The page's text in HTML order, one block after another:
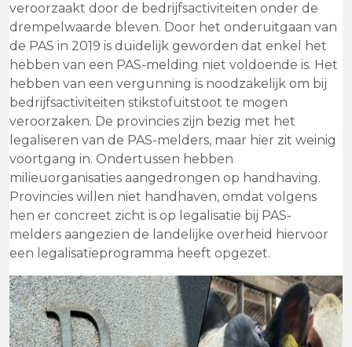
veroorzaakt door de bedrijfsactiviteiten onder de
drempelwaarde bleven. Door het onderuitgaan van
de PAS in 2019 is duidelijk geworden dat enkel het
hebben van een PAS-melding niet voldoende is. Het
hebben van een vergunning is noodzakelijk om bij
bedrijfsactiviteiten stikstofuitstoot te mogen
veroorzaken. De provincies zijn bezig met het
legaliseren van de PAS-melders, maar hier zit weinig
voortgang in. Ondertussen hebben
milieuorganisaties aangedrongen op handhaving.
Provincies willen niet handhaven, omdat volgens
hen er concreet zicht is op legalisatie bij PAS-
melders aangezien de landelijke overheid hiervoor
een legalisatieprogramma heeft opgezet.